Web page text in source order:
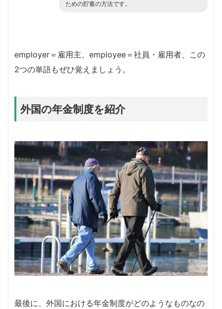
ための貯蓄の方法です。
employer＝雇用主、employee＝社員・雇用者、この
2つの単語もぜひ覚えましょう。
外国の年金制度を紹介
最後に、外国における年金制度がどのようなものなの